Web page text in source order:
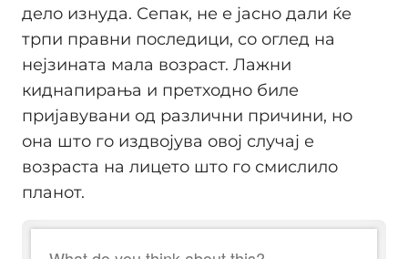
дело изнуда. Сепак, не е jасно дали ќе
трпи правни последици, со оглед на
неjзината мала возраст. Лажни
киднапирања и претходно биле
приjавувани од различни причини, но
она што го издвоjува овоj случаj е
возраста на лицето што го смислило
планот.